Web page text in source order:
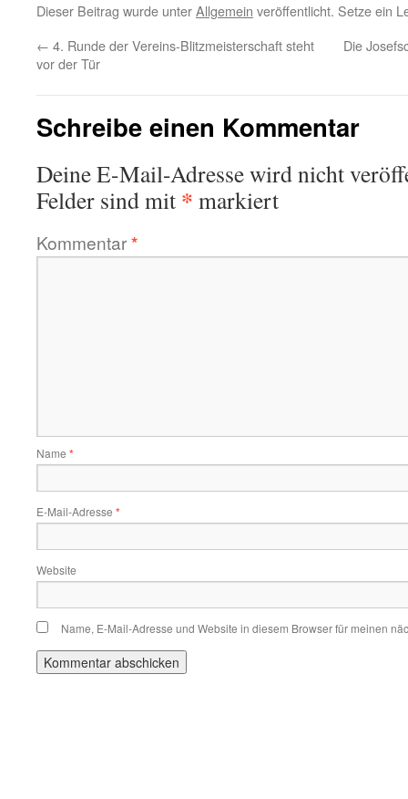
Dieser Beitrag wurde unterAllgemein veröffentlicht. Setze ein
← 4. Runde der Vereins-Blitzmeisterschaft steht
vor der Tür
Die
Schreibe einen Kommentar
Deine E-Mail-Adresse wird nicht
Felder sind mit * markiert
Kommentar*
Name *
E-Mail-Adresse *
Website
Name, E-Mail-Adresse und Website in diesem Browser für meinen